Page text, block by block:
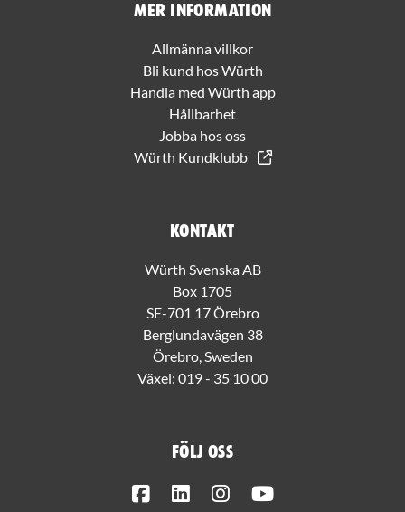
Mer information
Allmänna villkor
Bli kund hos Würth
Handla med Würth app
Hållbarhet
Jobba hos oss
Würth Kundklubb
Kontakt
Würth Svenska AB
Box 1705
SE-701 17 Örebro
Berglundavägen 38
Örebro, Sweden
Växel: 019 - 35 10 00
Följ oss
FacebookLinkedInInstagram